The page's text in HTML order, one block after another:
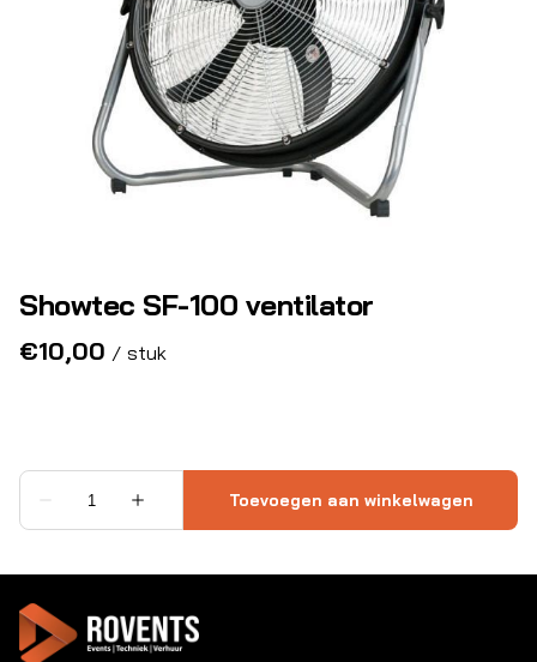
Showtec SF-100 ventilator
/